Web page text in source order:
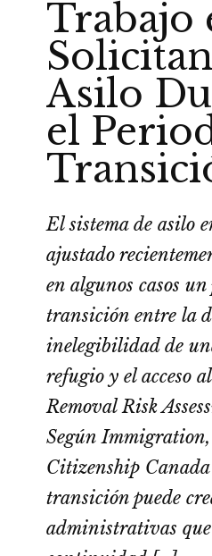
Trabajo
Asilo
el
El sistema de asilo
ajustado
en algunos casos
transición entre la
inelegibilidad de
refugio y el acceso
Removal Risk
Según Immigration,
Citizenship
transición puede
administrativas